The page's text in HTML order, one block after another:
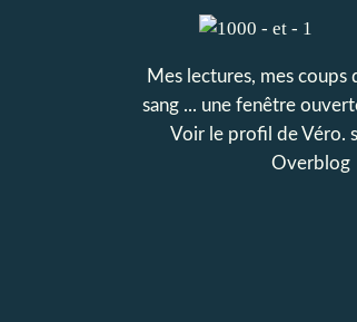
Mes lectures, mes coups
sang ... une fenêtre
Voir le profil deVéro.
Overblog